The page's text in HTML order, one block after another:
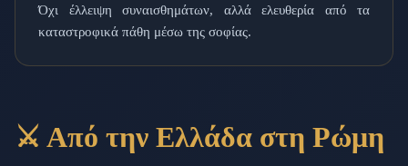
Όχι έλλειψη συναισθημάτων, αλλά ελευθερία από τα
καταστροφικά πάθη μέσω της σοφίας.
⚔️ Από την Ελλάδα στη Ρώμη